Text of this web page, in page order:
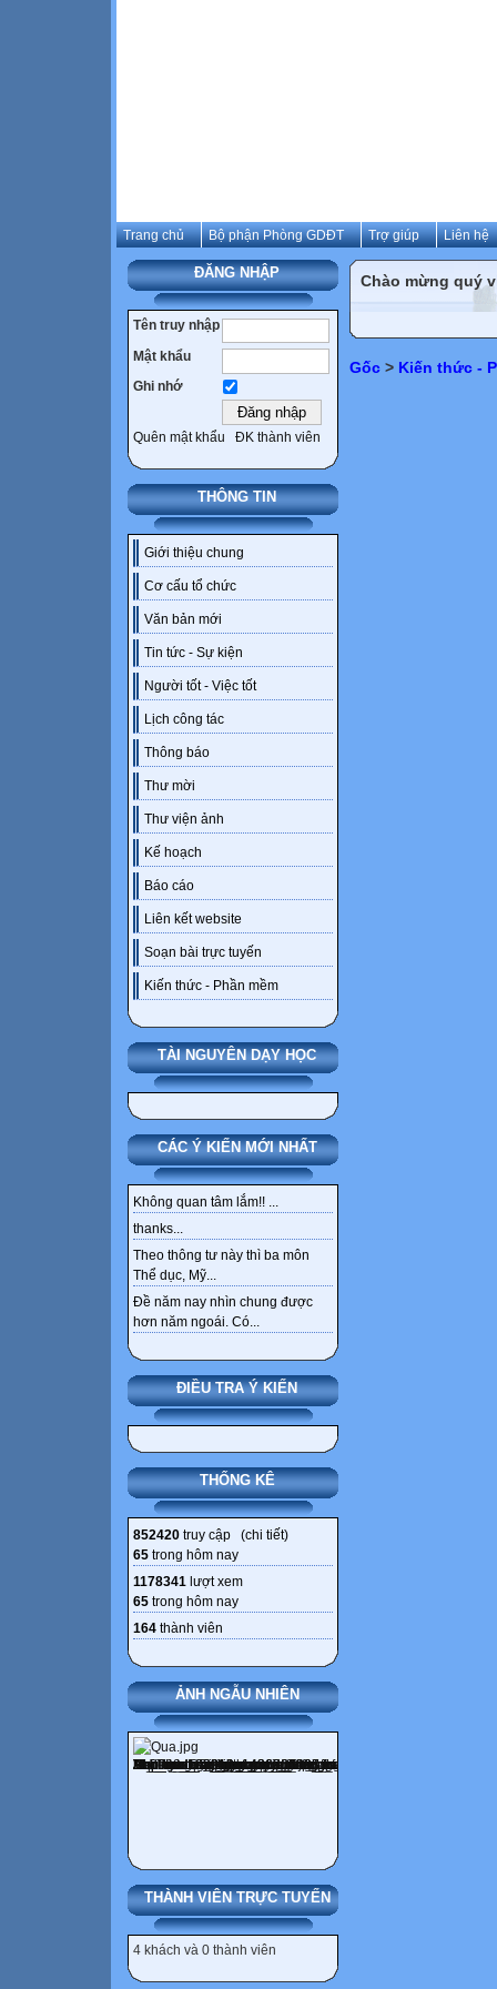
Trang chủ Bộ phận Phòng GDĐT Trợ giúp Liên hệ
ĐĂNG NHẬP
Tên truy nhập
Mật khẩu
Ghi nhớ
Quên mật khẩu ĐK thành viên
THÔNG TIN
Giới thiệu chung
Cơ cấu tổ chức
Văn bản mới
Tin tức - Sự kiện
Người tốt - Việc tốt
Lịch công tác
Thông báo
Thư mời
Thư viện ảnh
Kế hoạch
Báo cáo
Liên kết website
Soạn bài trực tuyến
Kiến thức - Phần mềm
TÀI NGUYÊN DẠY HỌC
CÁC Ý KIẾN MỚI NHẤT
Không quan tâm lắm!! ...
thanks...
Theo thông tư này thì ba môn
Thể dục, Mỹ...
Đề năm nay nhìn chung được
hơn năm ngoái. Có...
ĐIỀU TRA Ý KIẾN
THỐNG KÊ
852420 truy cập (chi tiết)
65 trong hôm nay
1178341 lượt xem
65 trong hôm nay
164 thành viên
ẢNH NGẪU NHIÊN
THÀNH VIÊN TRỰC TUYẾN
4 khách và 0 thành viên
Chào mừng quý
Gốc > Kiến thức -